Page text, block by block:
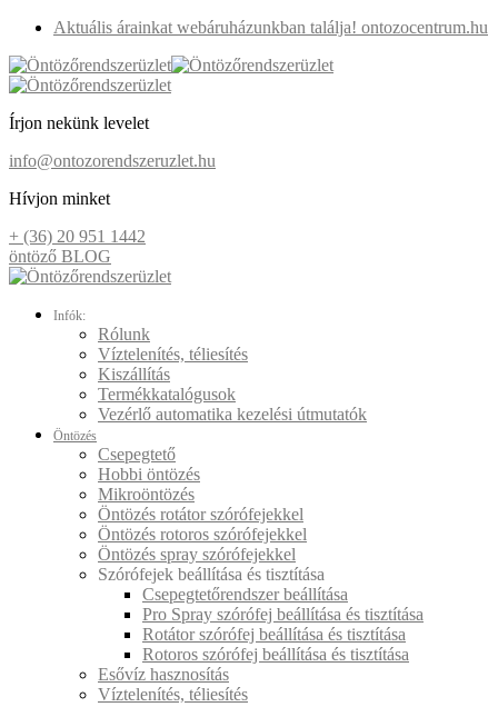
Aktuális árainkat webáruházunkban találja! ontozocentrum.hu
Írjon nekünk levelet
info@ontozorendszeruzlet.hu
Hívjon minket
+ (36) 20 951 1442
öntöző BLOG
Infók:
Rólunk
Víztelenítés, téliesítés
Kiszállítás
Termékkatalógusok
Vezérlő automatika kezelési útmutatók
Öntözés
Csepegtető
Hobbi öntözés
Mikroöntözés
Öntözés rotátor szórófejekkel
Öntözés rotoros szórófejekkel
Öntözés spray szórófejekkel
Szórófejek beállítása és tisztítása
Csepegtetőrendszer beállítása
Pro Spray szórófej beállítása és tisztítása
Rotátor szórófej beállítása és tisztítása
Rotoros szórófej beállítása és tisztítása
Esővíz hasznosítás
Víztelenítés, téliesítés